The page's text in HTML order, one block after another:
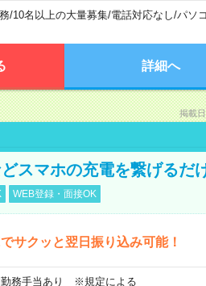
/10名以上の大量募集/電話対応なし/パソ
詳細へ
掲載
スマホの充電を繋げるだ
WEB登録・面接OK
サクッと翌日振り込み可能！
務手当あり ※規定による